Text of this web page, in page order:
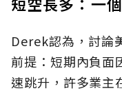
Derek認為，討論
前提：短期內負面
速跳升，許多業主